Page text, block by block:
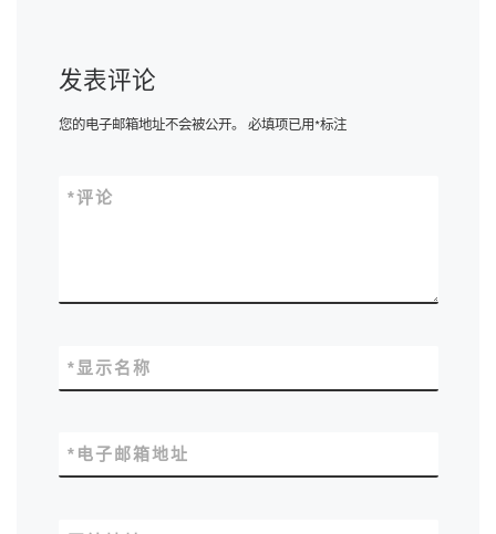
发表评论
您的电子邮箱地址不会被公开。 必填项已用*标注
评论
*
显示名称
*
电子邮箱地址
*